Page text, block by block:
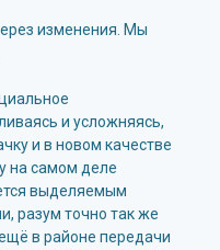
изменения. Мы
и усложняясь,
и в новом качестве
на самом деле
выделяемым
разум точно так же
в районе передачи